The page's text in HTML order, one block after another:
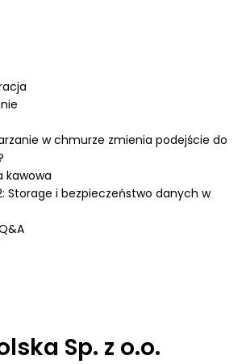
w chmurze zmienia podejście do
kawowa
2: Storage i bezpieczeństwo danych w
Sp. z o.o.